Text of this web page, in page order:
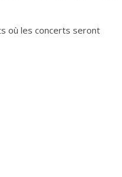
où les concerts seront